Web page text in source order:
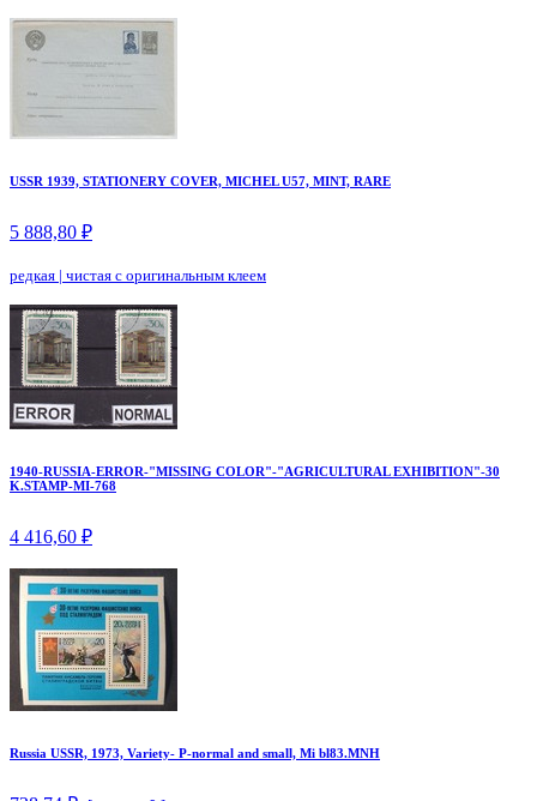
USSR 1939, STATIONERY COVER, MICHEL U57, MINT, RARE
5 888,80 ₽
редкая | чистая с оригинальным клеем
1940-RUSSIA-ERROR-"MISSING COLOR"-"AGRICULTURAL EXHIBITION"-30
K.STAMP-MI-768
4 416,60 ₽
Russia USSR, 1973, Variety- P-normal and small, Mi bl83.MNH